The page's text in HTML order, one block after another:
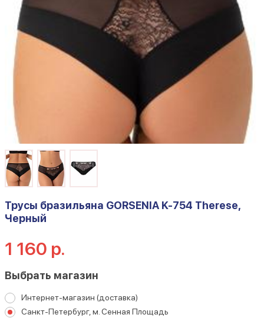
Трусы бразильяна GORSENIA K-754 Therese,
Черный
1 160 р.
Выбрать магазин
Интернет-магазин (доставка)
Санкт-Петербург, м. Сенная Площадь